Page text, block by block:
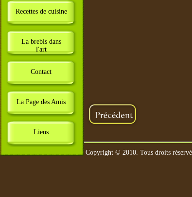
Recettes de cuisine
La brebis dans
l'art
Contact
La Page des Amis
Liens
Copyright © 2010. Tous droits